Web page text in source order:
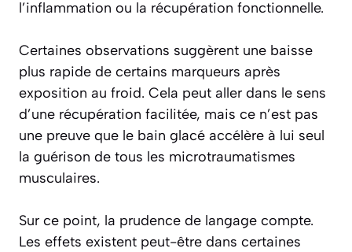
l’inflammation ou la récupération fonctionnelle.
Certaines observations suggèrent une baisse
plus rapide de certains marqueurs après
exposition au froid. Cela peut aller dans le sens
d’une récupération facilitée, mais ce n’est pas
une preuve que le bain glacé accélère à lui seul
la guérison de tous les microtraumatismes
musculaires.
Sur ce point, la prudence de langage compte.
Les effets existent peut-être dans certaines